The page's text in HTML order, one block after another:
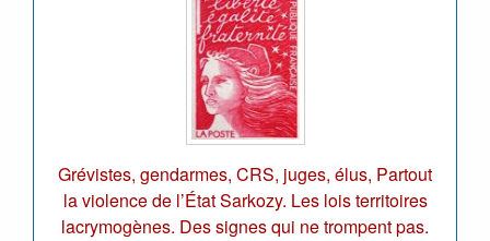
Grévistes, gendarmes, CRS, juges, élus, Partout
la violence de l’État Sarkozy. Les lois territoires
lacrymogènes. Des signes qui ne trompent pas.